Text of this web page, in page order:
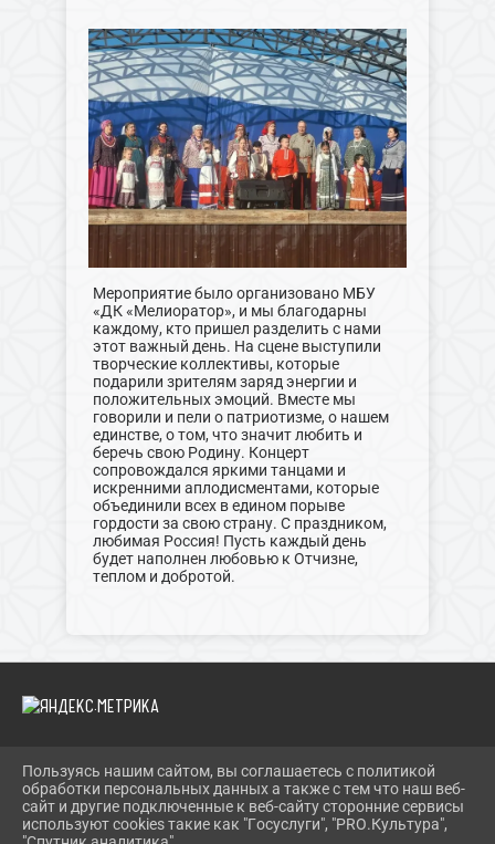
Мероприятие было организовано МБУ
«ДК «Мелиоратор», и мы благодарны
каждому, кто пришел разделить с нами
этот важный день. На сцене выступили
творческие коллективы, которые
подарили зрителям заряд энергии и
положительных эмоций. Вместе мы
говорили и пели о патриотизме, о нашем
единстве, о том, что значит любить и
беречь свою Родину. Концерт
сопровождался яркими танцами и
искренними аплодисментами, которые
объединили всех в едином порыве
гордости за свою страну. С праздником,
любимая Россия! Пусть каждый день
будет наполнен любовью к Отчизне,
теплом и добротой.
2026 Г. ДКМЕЛИОРАТОР.РФ
ВХОД
КАРТА САЙТА
ПОЛИТИКА ОБРАБОТКИ ПЕРСОНАЛЬНЫХ ДАННЫХ
Пользуясь нашим сайтом, вы соглашаетесь с политикой
обработки персональных данных а также с тем что наш веб-
сайт и другие подключенные к веб-сайту сторонние сервисы
используют cookies такие как "Госуслуги", "PRO.Культура",